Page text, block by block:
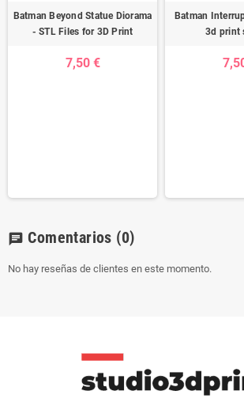
Batman Beyond Statue Diorama
- STL Files for 3D Print
7,50 €
Batman
3d print
chat Comentarios (0)
No hay reseñas de clientes en este momento.